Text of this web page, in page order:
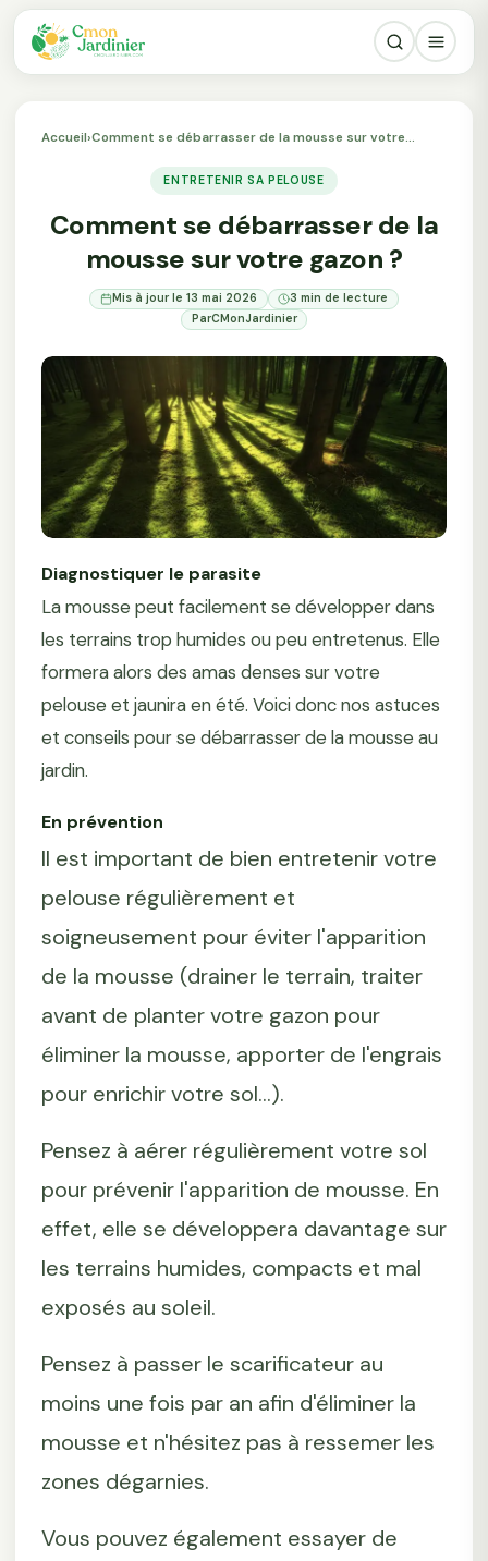
Accueil›Comment se débarrasser de la mousse sur votre…
ENTRETENIR SA PELOUSE
Comment se débarrasser de la
mousse sur votre gazon ?
Mis à jour le 13 mai 2026
3 min de lecture
ParCMonJardinier
Diagnostiquer le parasite
La mousse peut facilement se développer dans
les terrains trop humides ou peu entretenus. Elle
formera alors des amas denses sur votre
pelouse et jaunira en été. Voici donc nos astuces
et conseils pour se débarrasser de la mousse au
jardin.
En prévention
Il est important de bien entretenir votre
pelouse régulièrement et
soigneusement pour éviter l'apparition
de la mousse (drainer le terrain, traiter
avant de planter votre gazon pour
éliminer la mousse, apporter de l'engrais
pour enrichir votre sol...).
Pensez à aérer régulièrement votre sol
pour prévenir l'apparition de mousse. En
effet, elle se développera davantage sur
les terrains humides, compacts et mal
exposés au soleil.
Pensez à passer le scarificateur au
moins une fois par an afin d'éliminer la
mousse et n'hésitez pas à ressemer les
zones dégarnies.
Vous pouvez également essayer de